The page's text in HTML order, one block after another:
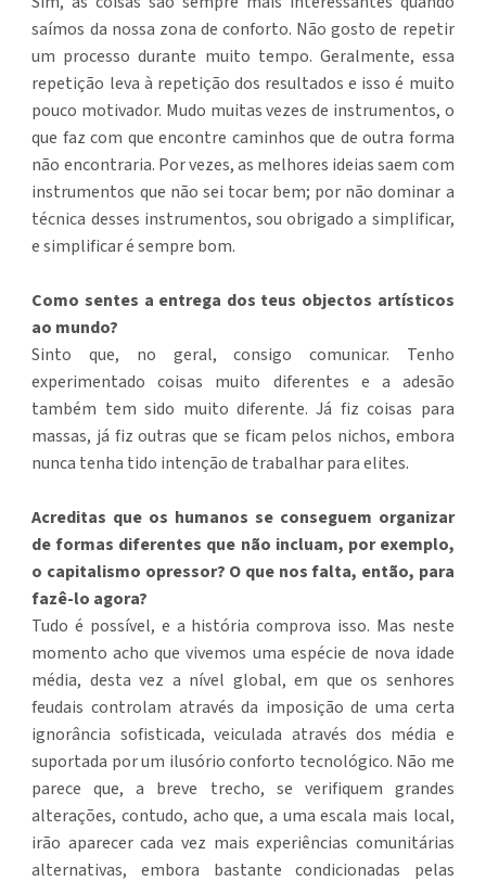
saímos da nossa zona de conforto. Não gosto de repetir
um processo durante muito tempo. Geralmente, essa
repetição leva à repetição dos resultados e isso é muito
pouco motivador. Mudo muitas vezes de instrumentos, o
que faz com que encontre caminhos que de outra forma
não encontraria. Por vezes, as melhores ideias saem com
instrumentos que não sei tocar bem; por não dominar a
técnica desses instrumentos, sou obrigado a simplificar,
e simplificar é sempre bom.
Como sentes a entrega dos teus objectos artísticos
ao mundo?
Sinto que, no geral, consigo comunicar. Tenho
experimentado coisas muito diferentes e a adesão
também tem sido muito diferente. Já fiz coisas para
massas, já fiz outras que se ficam pelos nichos, embora
nunca tenha tido intenção de trabalhar para elites.
Acreditas que os humanos se conseguem organizar
de formas diferentes que não incluam, por exemplo,
o capitalismo opressor? O que nos falta, então, para
fazê-lo agora?
Tudo é possível, e a história comprova isso. Mas neste
momento acho que vivemos uma espécie de nova idade
média, desta vez a nível global, em que os senhores
feudais controlam através da imposição de uma certa
ignorância sofisticada, veiculada através dos média e
suportada por um ilusório conforto tecnológico. Não me
parece que, a breve trecho, se verifiquem grandes
alterações, contudo, acho que, a uma escala mais local,
irão aparecer cada vez mais experiências comunitárias
alternativas, embora bastante condicionadas pelas